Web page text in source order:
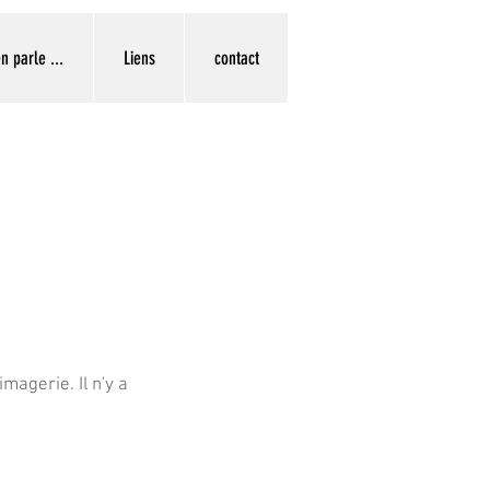
parle ... Liens contact
Il n'y a